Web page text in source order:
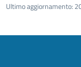
Ultimo aggiornamento: